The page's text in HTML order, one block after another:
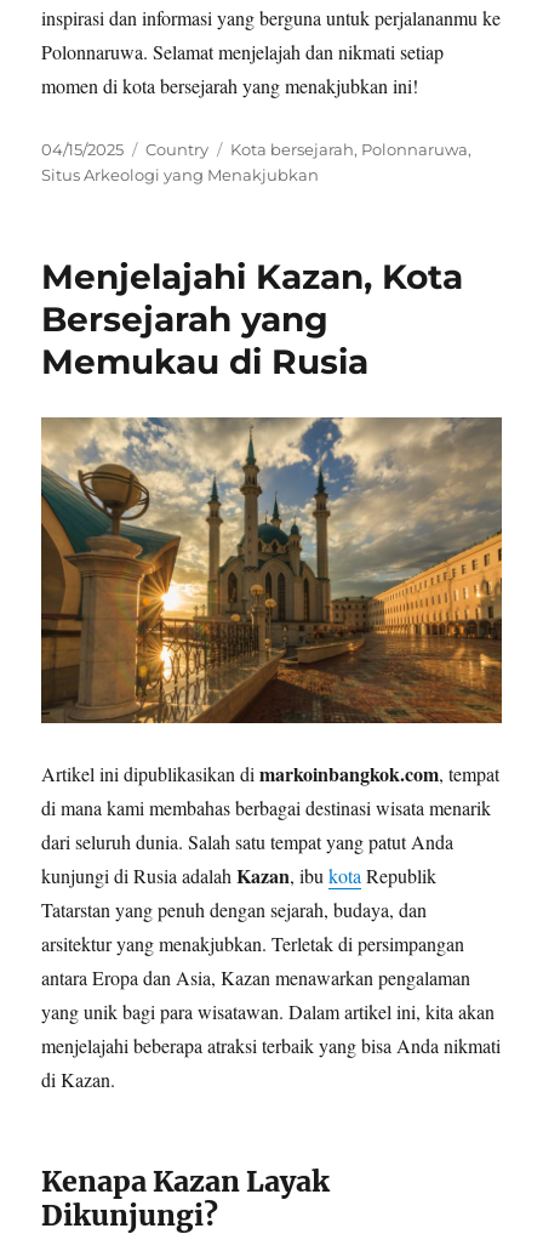
inspirasi dan informasi yang berguna untuk perjalananmu ke
Polonnaruwa. Selamat menjelajah dan nikmati setiap
momen di kota bersejarah yang menakjubkan ini!
Posted
on
04/15/2025 Categories
Country Tags
Kota bersejarah, Polonnaruwa,
Situs Arkeologi yang Menakjubkan
Menjelajahi Kazan, Kota
Bersejarah yang
Memukau di Rusia
Artikel ini dipublikasikan dimarkoinbangkok.com, tempat
di mana kami membahas berbagai destinasi wisata menarik
dari seluruh dunia. Salah satu tempat yang patut Anda
kunjungi di Rusia adalahKazan, ibukotaRepublik
Tatarstan yang penuh dengan sejarah, budaya, dan
arsitektur yang menakjubkan. Terletak di persimpangan
antara Eropa dan Asia, Kazan menawarkan pengalaman
yang unik bagi para wisatawan. Dalam artikel ini, kita akan
menjelajahi beberapa atraksi terbaik yang bisa Anda nikmati
di Kazan.
Kenapa Kazan Layak
Dikunjungi?